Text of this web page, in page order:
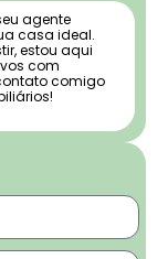
agente
casa ideal.
estou aqui
com
comigo